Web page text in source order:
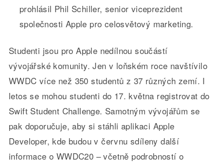
prohlásil Phil Schiller, senior viceprezident
společnosti Apple pro celosvětový marketing.
Studenti jsou pro Apple nedílnou součástí
vývojářské komunity. Jen v loňském roce navštívilo
WWDC více než 350 studentů z 37 různých zemí. I
letos se mohou studenti do 17. května registrovat do
Swift Student Challenge. Samotným vývojářům se
pak doporučuje, aby si stáhli aplikaci Apple
Developer, kde budou v červnu sdíleny další
informace o WWDC20 – včetně podrobností o